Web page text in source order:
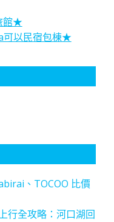
館★
可以民宿包棟★
、TOCOO 比價
行全攻略：河口湖回